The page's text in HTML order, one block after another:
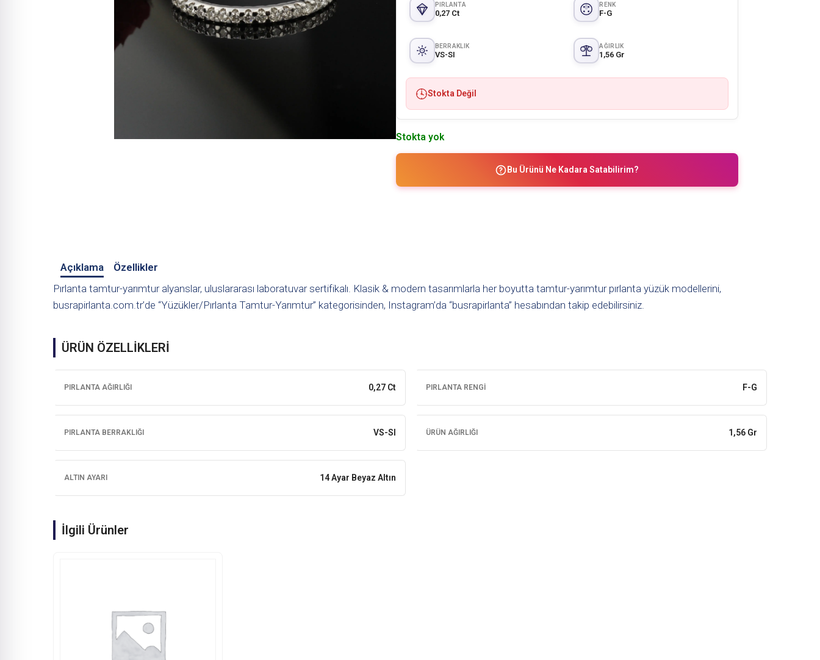
PIRLANTA
0,27 Ct
RENK
F-G
BERRAKLIK
VS-SI
AĞIRLIK
1,56 Gr
Stokta Değil
Stokta yok
Bu Ürünü Ne Kadara Satabilirim?
Açıklama
Özellikler
Pırlanta tamtur-yarımtur alyanslar, uluslararası laboratuvar sertifikalı. Klasik & modern tasarımlarla her boyutta tamtur-yarımtur pırlanta yüzük modellerini,
busrapirlanta.com.tr’de “Yüzükler/Pırlanta Tamtur-Yarımtur” kategorisinden, Instagram’da “busrapirlanta” hesabından takip edebilirsiniz.
ÜRÜN ÖZELLİKLERİ
PIRLANTA AĞIRLIĞI 0,27 Ct PIRLANTA RENGI F-G
PIRLANTA BERRAKLIĞI VS-SI ÜRÜN AĞIRLIĞI 1,56 Gr
ALTIN AYARI 14 Ayar Beyaz Altın
İlgili Ürünler